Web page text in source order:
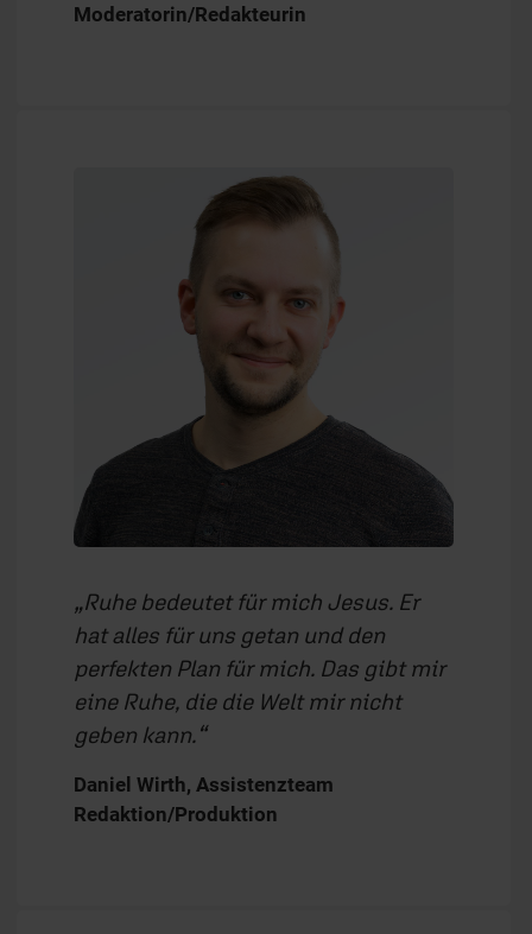
Moderatorin/Redakteurin
Ruhe bedeutet für mich Jesus. Er
hat alles für uns getan und den
perfekten Plan für mich. Das gibt mir
eine Ruhe, die die Welt mir nicht
geben kann.
Daniel Wirth, Assistenzteam
Redaktion/Produktion